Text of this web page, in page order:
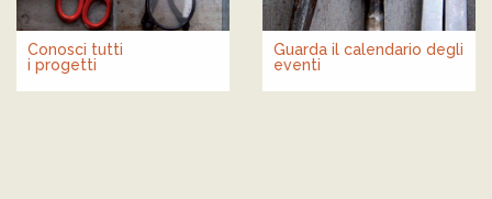
Conosci tutti
i progetti
Guarda il calendario degli
eventi